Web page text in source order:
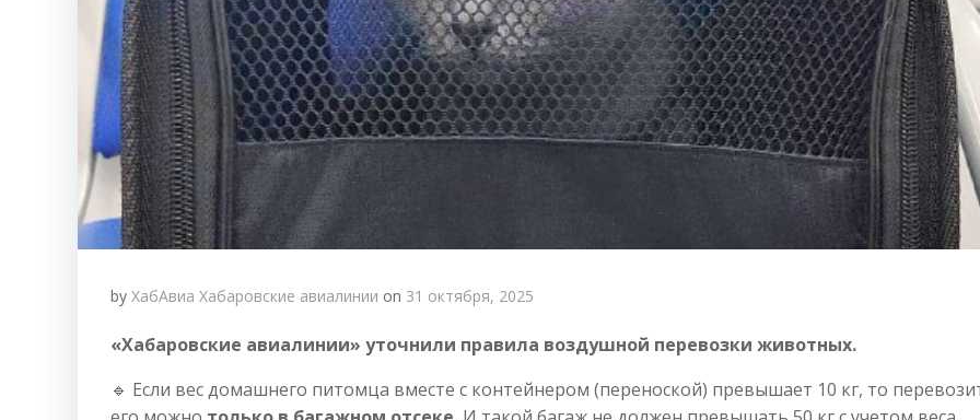
by ХабАвиа Хабаровские авиалинии on 31 октября, 2025
«Хабаровские авиалинии» уточнили правила воздушной перевозки животных.
🔹 Если вес домашнего питомца вместе с контейнером (переноской) превышает 10 кг, то